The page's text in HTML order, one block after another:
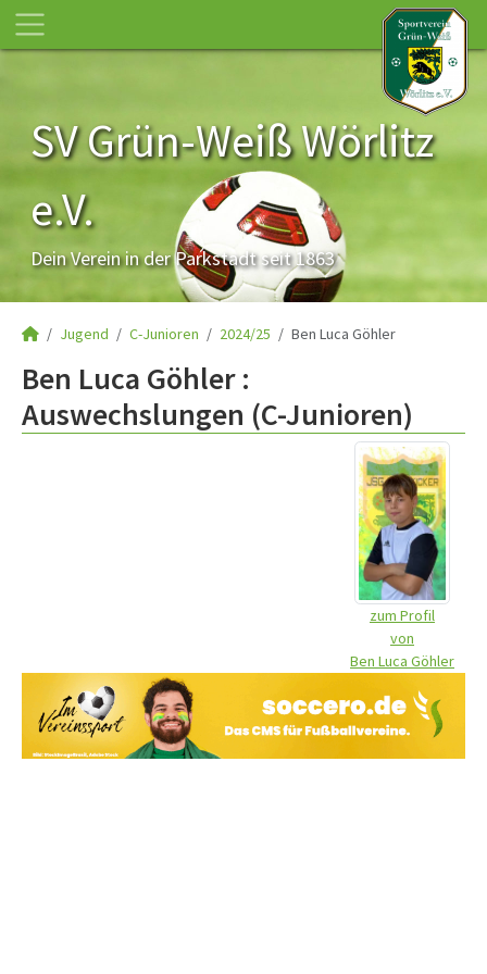
SV Grün-Weiß Wörlitz
e.V.
Dein Verein in der Parkstadt seit 1863
Jugend C-Junioren 2024/25 Ben Luca Göhler
Ben Luca Göhler :
Auswechslungen (C-Junioren)
zum Profil
von
Ben Luca Göhler